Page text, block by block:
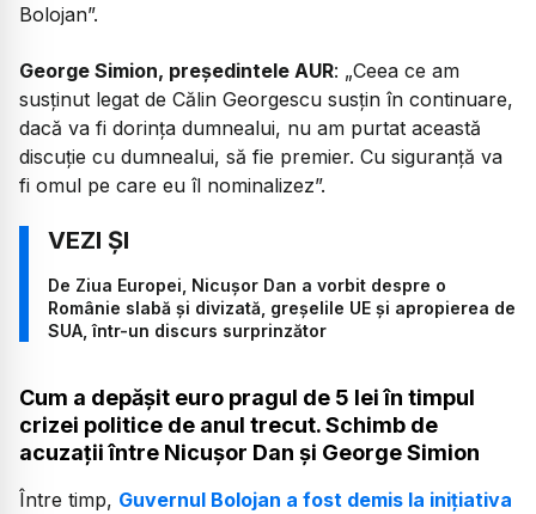
Bolojan”.
George Simion, președintele AUR: „Ceea ce am
susținut legat de Călin Georgescu susțin în continuare,
dacă va fi dorința dumnealui, nu am purtat această
discuție cu dumnealui, să fie premier. Cu siguranță va
fi omul pe care eu îl nominalizez”.
De Ziua Europei, Nicușor Dan a vorbit despre o
Românie slabă și divizată, greșelile UE și apropierea de
SUA, într-un discurs surprinzător
Cum a depășit euro pragul de 5 lei în timpul
crizei politice de anul trecut. Schimb de
acuzații între Nicușor Dan și George Simion
Între timp, Guvernul Bolojan a fost demis la inițiativa